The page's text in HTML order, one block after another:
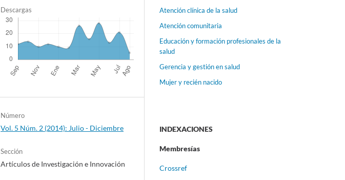
Descargas
Número
Vol. 5 Núm. 2 (2014): Julio - Diciembre
Sección
Artículos de Investigación e Innovación
Atención clínica de la salud
Atención comunitaria
Educación y formación profesionales de la
salud
Gerencia y gestión en salud
Mujer y recién nacido
INDEXACIONES
Membresías
Crossref